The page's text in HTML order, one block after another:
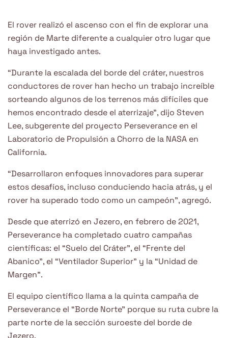
El rover realizó el ascenso con el fin de explorar una
región de Marte diferente a cualquier otro lugar que
haya investigado antes.
“Durante la escalada del borde del cráter, nuestros
conductores de rover han hecho un trabajo increíble
sorteando algunos de los terrenos más difíciles que
hemos encontrado desde el aterrizaje”, dijo Steven
Lee, subgerente del proyecto Perseverance en el
Laboratorio de Propulsión a Chorro de la NASA en
California.
“Desarrollaron enfoques innovadores para superar
estos desafíos, incluso conduciendo hacia atrás, y el
rover ha superado todo como un campeón”, agregó.
Desde que aterrizó en Jezero, en febrero de 2021,
Perseverance ha completado cuatro campañas
científicas: el “Suelo del Cráter”, el “Frente del
Abanico”, el “Ventilador Superior” y la “Unidad de
Margen”.
El equipo científico llama a la quinta campaña de
Perseverance el “Borde Norte” porque su ruta cubre la
parte norte de la sección suroeste del borde de
Jezero.